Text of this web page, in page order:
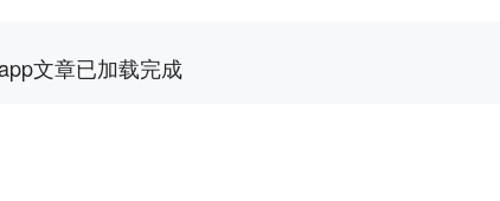
文章已加载完成